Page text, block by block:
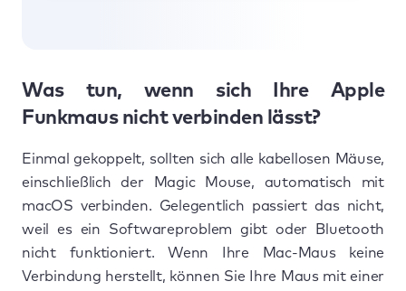
Was tun, wenn sich Ihre Apple
Funkmaus nicht verbinden lässt?
Einmal gekoppelt, sollten sich alle kabellosen Mäuse,
einschließlich der Magic Mouse, automatisch mit
macOS verbinden. Gelegentlich passiert das nicht,
weil es ein Softwareproblem gibt oder Bluetooth
nicht funktioniert. Wenn Ihre Mac-Maus keine
Verbindung herstellt, können Sie Ihre Maus mit einer